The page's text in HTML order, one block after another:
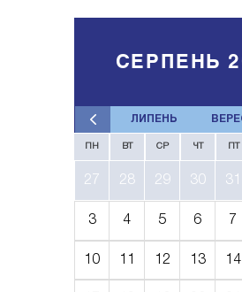
ЛИПЕНЬ
СЕРПЕНЬ
ПН ВТ СР ЧТ
27 28 29 30 31
3 4 5 6 7
10 12 13 14